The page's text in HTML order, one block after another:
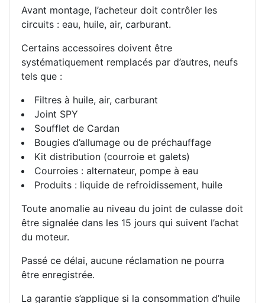
Avant montage, l’acheteur doit contrôler les
circuits : eau, huile, air, carburant.
Certains accessoires doivent être
systématiquement remplacés par d’autres, neufs
tels que :
Filtres à huile, air, carburant
Joint SPY
Soufflet de Cardan
Bougies d’allumage ou de préchauffage
Kit distribution (courroie et galets)
Courroies : alternateur, pompe à eau
Produits : liquide de refroidissement, huile
Toute anomalie au niveau du joint de culasse doit
être signalée dans les 15 jours qui suivent l’achat
du moteur.
Passé ce délai, aucune réclamation ne pourra
être enregistrée.
La garantie s’applique si la consommation d’huile